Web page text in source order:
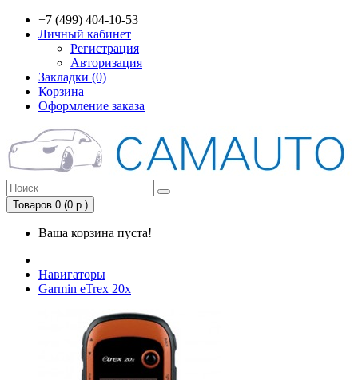
+7 (499) 404-10-53
Личный кабинет
Регистрация
Авторизация
Закладки (0)
Корзина
Оформление заказа
Товаров 0 (0 р.)
Ваша корзина пуста!
Навигаторы
Garmin eTrex 20x